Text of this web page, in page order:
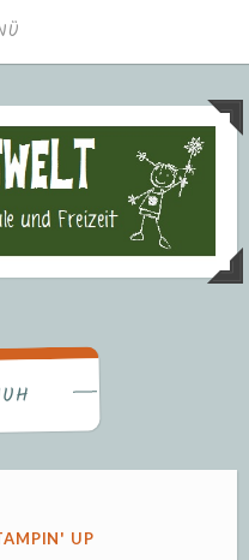
aus
Schule
UP